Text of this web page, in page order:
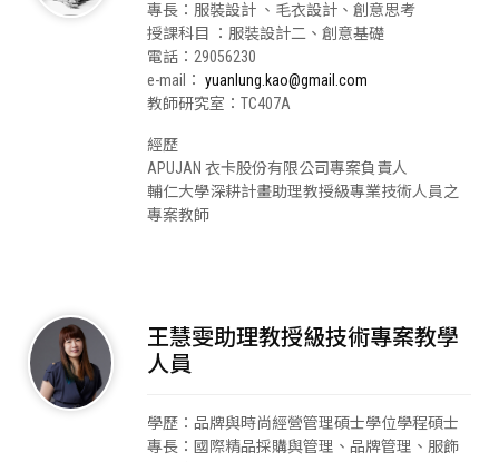
專長：服裝設計 、毛衣設計、創意思考
授課科目 ：服裝設計二、創意基礎
電話：29056230
e-mail： yuanlung.kao@gmail.com
教師研究室：TC407A
經歷
APUJAN 衣卡股份有限公司專案負責人
輔仁大學深耕計畫助理教授級專業技術人員之
專案教師
王慧雯助理教授級技術專案教學
人員
學歷：品牌與時尚經營管理碩士學位學程碩士
專長：國際精品採購與管理、品牌管理、服飾